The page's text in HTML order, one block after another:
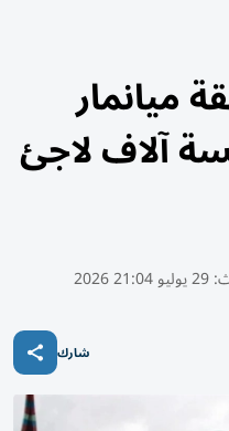
ميانمار
آلاف لاجئ
29 يوليو 21:04 2026
شارك